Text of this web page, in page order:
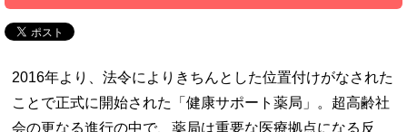
2016年より、法令によりきちんとした位置付けがなされた
ことで正式に開始された「健康サポート薬局」。超高齢社
会の更なる進行の中で、薬局は重要な医療拠点になる反